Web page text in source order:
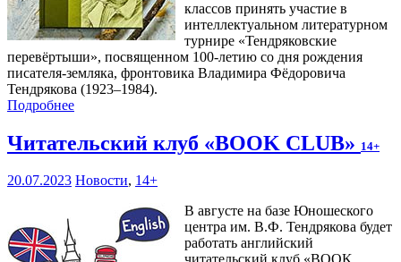
классов принять участие в
интеллектуальном литературном
турнире «Тендряковские
перевёртыши», посвященном 100-летию со дня рождения
писателя-земляка, фронтовика Владимира Фёдоровича
Тендрякова (1923–1984).
Подробнее
Читательский клуб «BOOK CLUB» 14+
20.07.2023 Новости, 14+
В августе на базе Юношеского
центра им. В.Ф. Тендрякова будет
работать английский